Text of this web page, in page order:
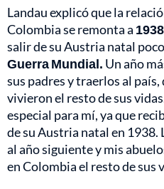
Landau explicó que la
Colombia se remonta a 1938
salir de su Austria natal
Guerra Mundial. Un año
sus padres y traerlos al
vivieron el resto de sus
especial para mí, ya que
de su Austria natal en 1938.
al año siguiente y mis
en Colombia el resto de sus